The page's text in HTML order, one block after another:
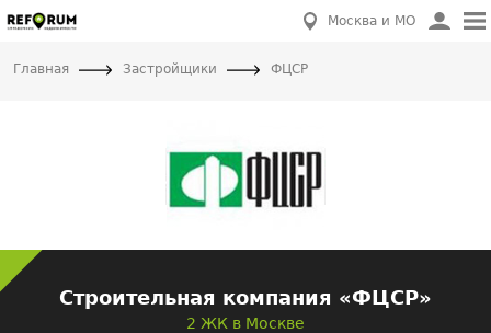
Москва и МО
Главная Застройщики ФЦСР
Строительная компания «ФЦСР»
2 ЖК в Москве